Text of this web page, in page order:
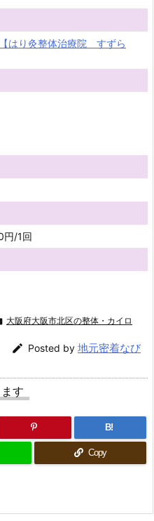
はり灸整体治療院 すずら
/1回
大阪府大阪市北区の整体・カイロ
 Posted by 地元密着なび
す
B!
Copy